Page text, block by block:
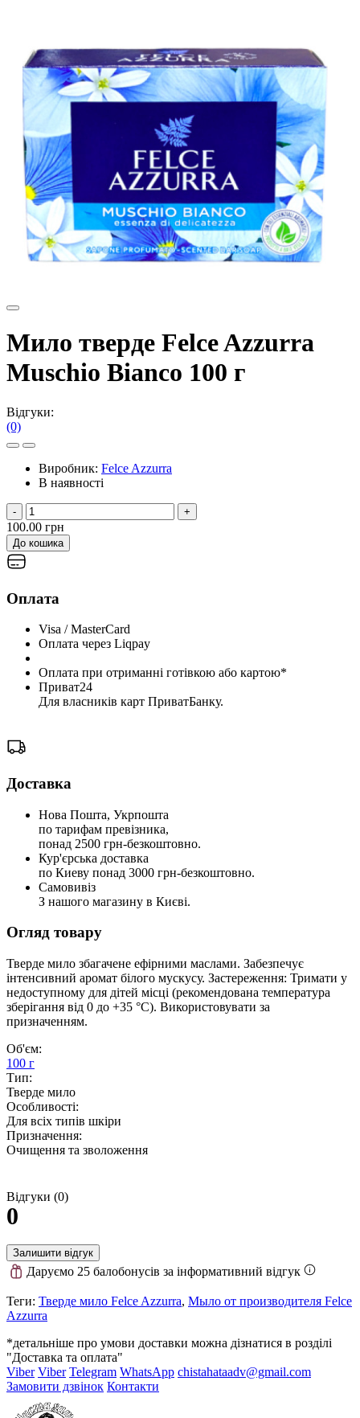
Мило тверде Felce Azzurra
Muschio Bianco 100 г
Відгуки:
(0)
Виробник: Felce Azzurra
В наявності
- +
100.00 грн
До кошика
Оплата
Visa / MasterCard
Оплата через Liqpay
Оплата при отриманні готівкою або картою*
Приват24
Для власників карт ПриватБанку.
Доставка
Нова Пошта, Укрпошта
по тарифам превізника,
понад 2500 грн-безкоштовно.
Кур'єрська доставка
по Киеву понад 3000 грн-безкоштовно.
Самовивіз
З нашого магазину в Києві.
Огляд товару
Тверде мило збагачене ефірними маслами. Забезпечує
інтенсивний аромат білого мускусу. Застереження: Тримати у
недоступному для дітей місці (рекомендована температура
зберігання від 0 до +35 °C). Використовувати за
призначенням.
Об'єм:
100 г
Тип:
Тверде мило
Особливості:
Для всіх типів шкіри
Призначення:
Очищення та зволоження
Відгуки (0)
0
Залишити відгук
Даруємо 25 балобонусів за інформативний відгук
Теги: Тверде мило Felce Azzurra, Мыло от производителя Felce
Azzurra
*детальніше про умови доставки можна дізнатися в розділі
"Доставка та оплата"
Viber Viber Telegram WhatsApp chistahataadv@gmail.com
Замовити дзвінок Контакти